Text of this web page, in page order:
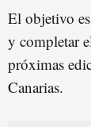
El objetivo
y completar
próximas
Canarias.